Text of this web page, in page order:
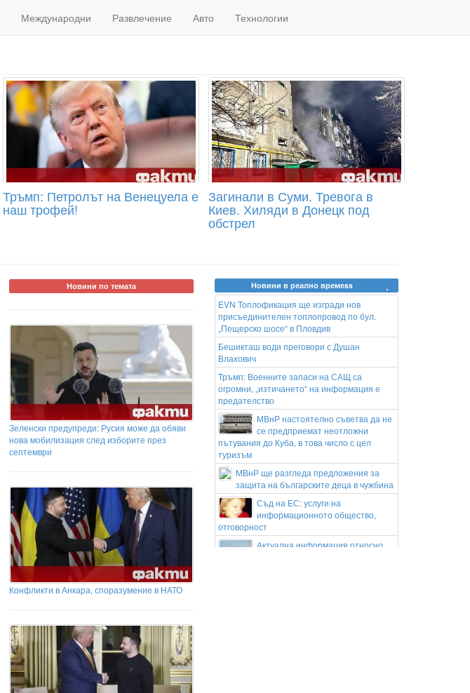
Международни Развлечение Авто Технологии
Тръмп: Петролът на Венецуела е
наш трофей!
Загинали в Суми. Тревога в
Киев. Хиляди в Донецк под
обстрел
Новини по темата
Зеленски предупреди: Русия може да обяви
нова мобилизация след изборите през
септември
Конфликти в Анкара, споразумение в НАТО
Новини в реално времеss
EVN Toплофикация ще изгради нов
присъединителен топлопровод по бул.
„Пещерско шосе“ в Пловдив
Бешикташ води преговори с Душан
Влахович
Тръмп: Военните запаси на САЩ са
огромни, „изтичането“ на информация е
предателство
МВнР настоятелно съветва да не
се предприемат неотложни
пътувания до Куба, в това число с цел
туризъм
МВнР ще разгледа предложения за
защита на българските деца в чужбина
Съд на ЕС: услуги на
информационното общество,
отговорност
Актуална информация относно